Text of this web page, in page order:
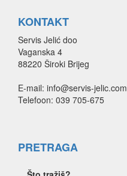
KONTAKT
Servis Jelić doo
Vaganska 4
88220 Široki Brijeg
E-mail: info@servis-jelic.com
Telefoon: 039 705-675
PRETRAGA